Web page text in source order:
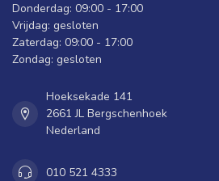
Donderdag: 09:00 - 17:00
Vrijdag: gesloten
Zaterdag: 09:00 - 17:00
Zondag: gesloten
Hoeksekade 141
2661 JL Bergschenhoek
Nederland
010 521 4333